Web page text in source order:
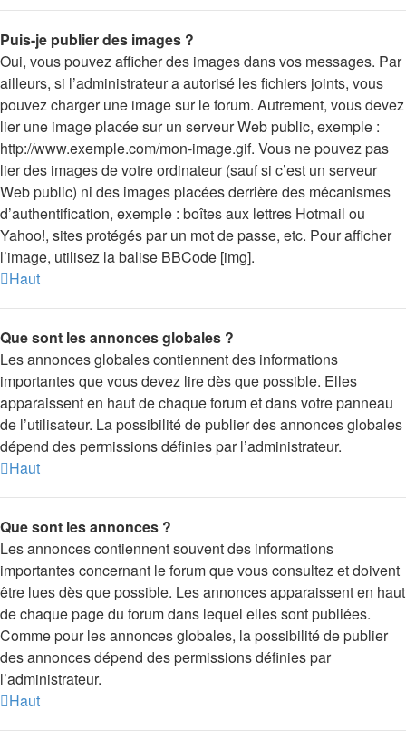
Puis-je publier des images ?
Oui, vous pouvez afficher des images dans vos messages. Par
ailleurs, si l’administrateur a autorisé les fichiers joints, vous
pouvez charger une image sur le forum. Autrement, vous devez
lier une image placée sur un serveur Web public, exemple :
http://www.exemple.com/mon-image.gif. Vous ne pouvez pas
lier des images de votre ordinateur (sauf si c’est un serveur
Web public) ni des images placées derrière des mécanismes
d’authentification, exemple : boîtes aux lettres Hotmail ou
Yahoo!, sites protégés par un mot de passe, etc. Pour afficher
l’image, utilisez la balise BBCode [img].
Haut
Que sont les annonces globales ?
Les annonces globales contiennent des informations
importantes que vous devez lire dès que possible. Elles
apparaissent en haut de chaque forum et dans votre panneau
de l’utilisateur. La possibilité de publier des annonces globales
dépend des permissions définies par l’administrateur.
Haut
Que sont les annonces ?
Les annonces contiennent souvent des informations
importantes concernant le forum que vous consultez et doivent
être lues dès que possible. Les annonces apparaissent en haut
de chaque page du forum dans lequel elles sont publiées.
Comme pour les annonces globales, la possibilité de publier
des annonces dépend des permissions définies par
l’administrateur.
Haut